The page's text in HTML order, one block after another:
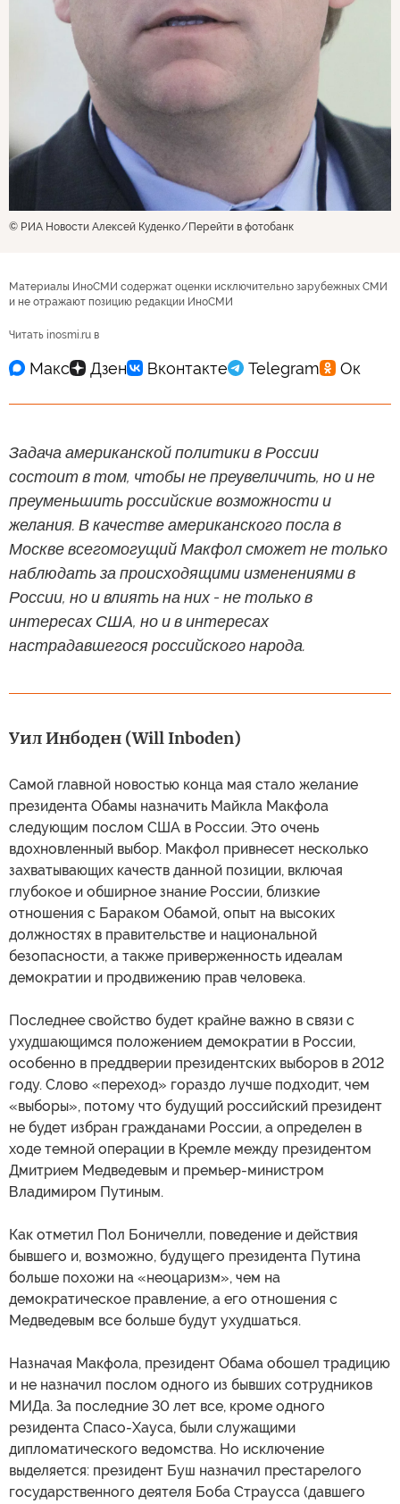
© РИА Новости Алексей Куденко Перейти в фотобанк
Материалы ИноСМИ содержат оценки исключительно зарубежных СМИ
и не отражают позицию редакции ИноСМИ
Читать inosmi.ru в
Задача американской политики в России
состоит в том, чтобы не преувеличить, но и не
преуменьшить российские возможности и
желания. В качестве американского посла в
Москве всегомогущий Макфол сможет не только
наблюдать за происходящими изменениями в
России, но и влиять на них - не только в
интересах США, но и в интересах
настрадавшегося российского народа.
Уил Инбоден (Will Inboden)
Самой главной новостью конца мая стало желание
президента Обамы назначить Майкла Макфола
следующим послом США в России. Это очень
вдохновленный выбор. Макфол привнесет несколько
захватывающих качеств данной позиции, включая
глубокое и обширное знание России, близкие
отношения с Бараком Обамой, опыт на высоких
должностях в правительстве и национальной
безопасности, а также приверженность идеалам
демократии и продвижению прав человека.
Последнее свойство будет крайне важно в связи с
ухудшающимся положением демократии в России,
особенно в преддверии президентских выборов в 2012
году. Слово «переход» гораздо лучше подходит, чем
«выборы», потому что будущий российский президент
не будет избран гражданами России, а определен в
ходе темной операции в Кремле между президентом
Дмитрием Медведевым и премьер-министром
Владимиром Путиным.
Как отметил Пол Боничелли, поведение и действия
бывшего и, возможно, будущего президента Путина
больше похожи на «неоцаризм», чем на
демократическое правление, а его отношения с
Медведевым все больше будут ухудшаться.
Назначая Макфола, президент Обама обошел традицию
и не назначил послом одного из бывших сотрудников
МИДа. За последние 30 лет все, кроме одного
резидента Спасо-Хауса, были служащими
дипломатического ведомства. Но исключение
выделяется: президент Буш назначил престарелого
государственного деятеля Боба Страусса (давшего